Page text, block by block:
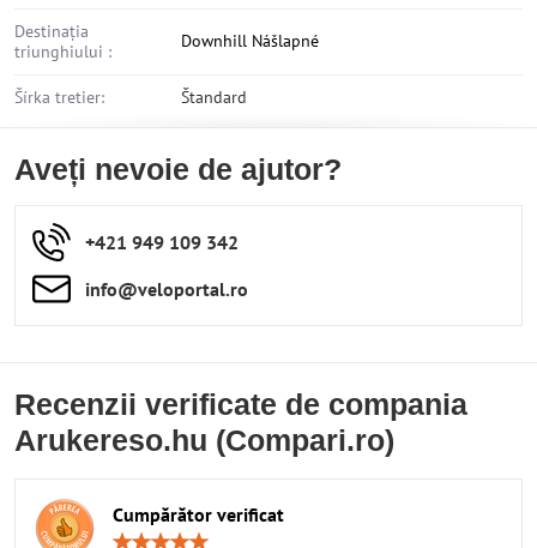
Destinația
triunghiului :
Downhill Nášlapné
Šírka tretier: Štandard
Aveți nevoie de ajutor?
+421 949 109 342
info​​@veloportal​.ro
Recenzii verificate de compania
Arukereso.hu (Compari.ro)
Cumpărător verificat